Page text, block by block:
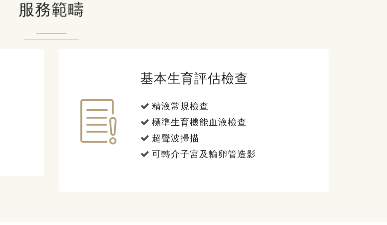
服務範疇
基本生育評估檢查
精液常規檢查
標準生育機能血液檢查
超聲波掃描
可轉介子宮及輸卵管造影